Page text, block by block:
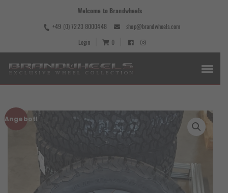
Welcome to Brandwheels
+49 (0) 7223 8000448
shop@brandwheels.com
Login
0
Angebot!